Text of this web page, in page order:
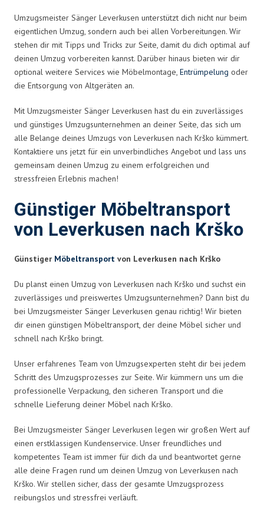
Umzugsmeister Sänger Leverkusen unterstützt dich nicht nur beim
eigentlichen Umzug, sondern auch bei allen Vorbereitungen. Wir
stehen dir mit Tipps und Tricks zur Seite, damit du dich optimal auf
deinen Umzug vorbereiten kannst. Darüber hinaus bieten wir dir
optional weitere Services wie Möbelmontage, Entrümpelung oder
die Entsorgung von Altgeräten an.
Mit Umzugsmeister Sänger Leverkusen hast du ein zuverlässiges
und günstiges Umzugsunternehmen an deiner Seite, das sich um
alle Belange deines Umzugs von Leverkusen nach Krško kümmert.
Kontaktiere uns jetzt für ein unverbindliches Angebot und lass uns
gemeinsam deinen Umzug zu einem erfolgreichen und
stressfreien Erlebnis machen!
Günstiger Möbeltransport
von Leverkusen nach Krško
Günstiger Möbeltransport von Leverkusen nach Krško
Du planst einen Umzug von Leverkusen nach Krško und suchst ein
zuverlässiges und preiswertes Umzugsunternehmen? Dann bist du
bei Umzugsmeister Sänger Leverkusen genau richtig! Wir bieten
dir einen günstigen Möbeltransport, der deine Möbel sicher und
schnell nach Krško bringt.
Unser erfahrenes Team von Umzugsexperten steht dir bei jedem
Schritt des Umzugsprozesses zur Seite. Wir kümmern uns um die
professionelle Verpackung, den sicheren Transport und die
schnelle Lieferung deiner Möbel nach Krško.
Bei Umzugsmeister Sänger Leverkusen legen wir großen Wert auf
einen erstklassigen Kundenservice. Unser freundliches und
kompetentes Team ist immer für dich da und beantwortet gerne
alle deine Fragen rund um deinen Umzug von Leverkusen nach
Krško. Wir stellen sicher, dass der gesamte Umzugsprozess
reibungslos und stressfrei verläuft.